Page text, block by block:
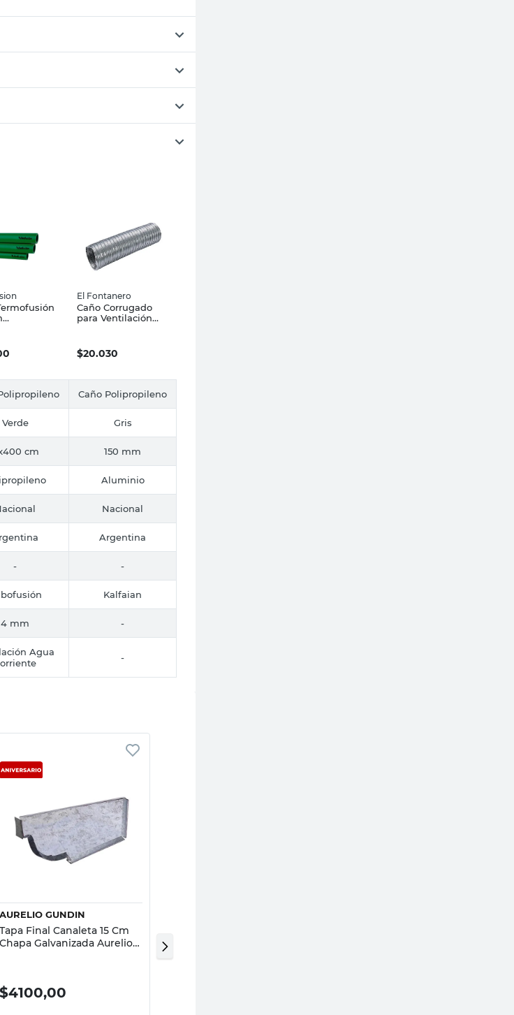
El Fontanero
Caño Corrugado
para Ventilación
$20.030
Caño Polipropileno
Verde Gris
cm 150 mm
Aluminio
Nacional
Argentina
- -
Kalfaian
4 mm -
Agua
-
Vista rápida
AURELIO GUNDIN
Tapa Final Canaleta 15 Cm
Chapa Galvanizada Aurelio
$4100,00
Galvanizada El Fontanero